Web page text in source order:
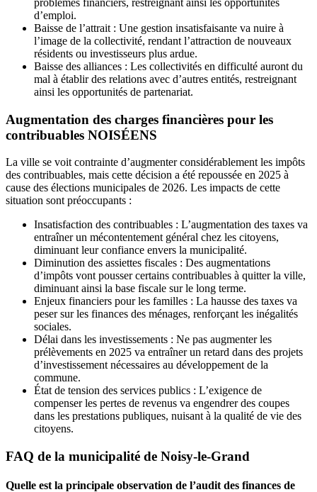
problèmes financiers, restreignant ainsi les opportunités
d’emploi.
Baisse de l’attrait : Une gestion insatisfaisante va nuire à
l’image de la collectivité, rendant l’attraction de nouveaux
résidents ou investisseurs plus ardue.
Baisse des alliances : Les collectivités en difficulté auront du
mal à établir des relations avec d’autres entités, restreignant
ainsi les opportunités de partenariat.
Augmentation des charges financières pour les
contribuables NOISÉENS
La ville se voit contrainte d’augmenter considérablement les impôts
des contribuables, mais cette décision a été repoussée en 2025 à
cause des élections municipales de 2026. Les impacts de cette
situation sont préoccupants :
Insatisfaction des contribuables : L’augmentation des taxes va
entraîner un mécontentement général chez les citoyens,
diminuant leur confiance envers la municipalité.
Diminution des assiettes fiscales : Des augmentations
d’impôts vont pousser certains contribuables à quitter la ville,
diminuant ainsi la base fiscale sur le long terme.
Enjeux financiers pour les familles : La hausse des taxes va
peser sur les finances des ménages, renforçant les inégalités
sociales.
Délai dans les investissements : Ne pas augmenter les
prélèvements en 2025 va entraîner un retard dans des projets
d’investissement nécessaires au développement de la
commune.
État de tension des services publics : L’exigence de
compenser les pertes de revenus va engendrer des coupes
dans les prestations publiques, nuisant à la qualité de vie des
citoyens.
FAQ de la municipalité de Noisy-le-Grand
Quelle est la principale observation de l’audit des finances de